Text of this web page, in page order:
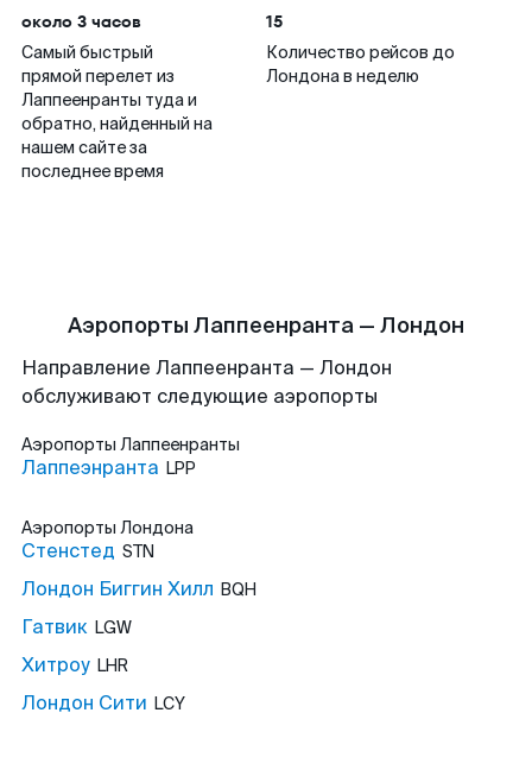
около 3 часов
Самый быстрый
прямой перелет из
Лаппеенранты туда и
обратно, найденный на
нашем сайте за
последнее время
15
Количество рейсов до
Лондона в неделю
Аэропорты Лаппеенранта — Лондон
Направление Лаппеенранта — Лондон
обслуживают следующие аэропорты
Аэропорты Лаппеенранты
Лаппеэнранта LPP
Аэропорты Лондона
Стенстед STN
Лондон Биггин Хилл BQH
Гатвик LGW
Хитроу LHR
Лондон Сити LCY